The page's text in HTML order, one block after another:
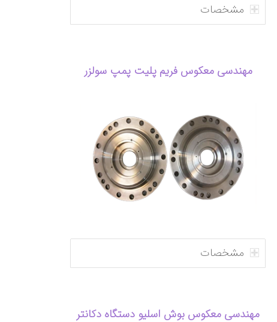
مشخصات
مهندسی معکوس فریم پلیت پمپ سولزر
مشخصات
مهندسی معکوس بوش اسلیو دستگاه دکانتر